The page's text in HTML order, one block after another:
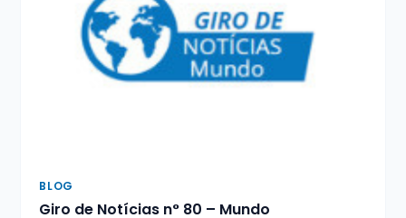
BLOG
Giro de Notícias n° 80 – Mundo